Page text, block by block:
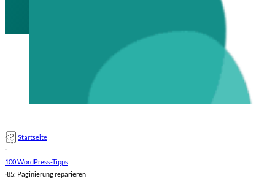
Startseite
·
100 WordPress-Tipps
·85: Paginierung reparieren